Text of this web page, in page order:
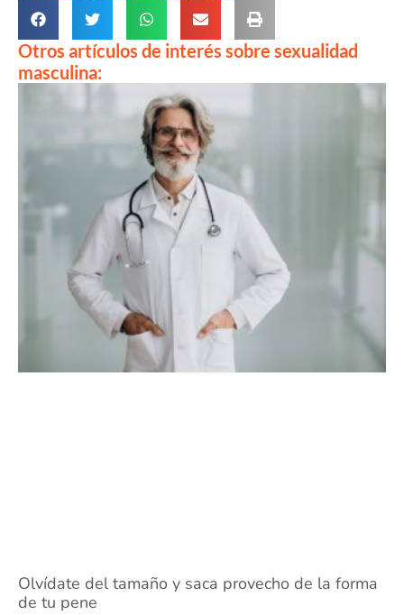
Otros artículos de interés sobre sexualidad
masculina:
Olvídate del tamaño y saca provecho de la forma
de tu pene